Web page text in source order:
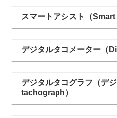
スマートアシスト（Smart
デジタルタコメーター（
デジタルタコグラフ（デ
tachograph）